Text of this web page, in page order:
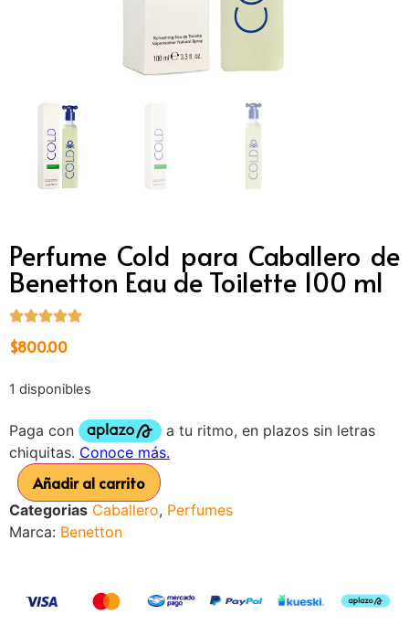
Perfume Cold para Caballero de
Benetton Eau de Toilette 100 ml
$800.00
1 disponibles
Añadir al carrito
Categorias Caballero, Perfumes
Marca: Benetton